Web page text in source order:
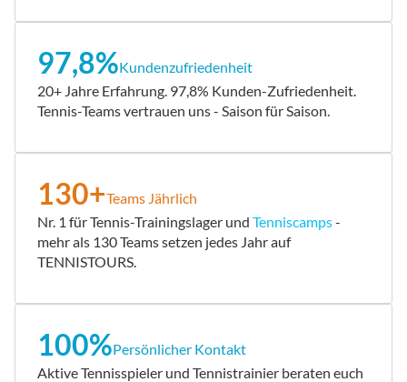
97,8%Kundenzufriedenheit
20+ Jahre Erfahrung. 97,8% Kunden-Zufriedenheit.
Tennis-Teams vertrauen uns - Saison für Saison.
130+Teams Jährlich
Nr. 1 für Tennis-Trainingslager und Tenniscamps-
mehr als 130 Teams setzen jedes Jahr auf
TENNISTOURS.
100%Persönlicher Kontakt
Aktive Tennisspieler und Tennistrainier beraten euch